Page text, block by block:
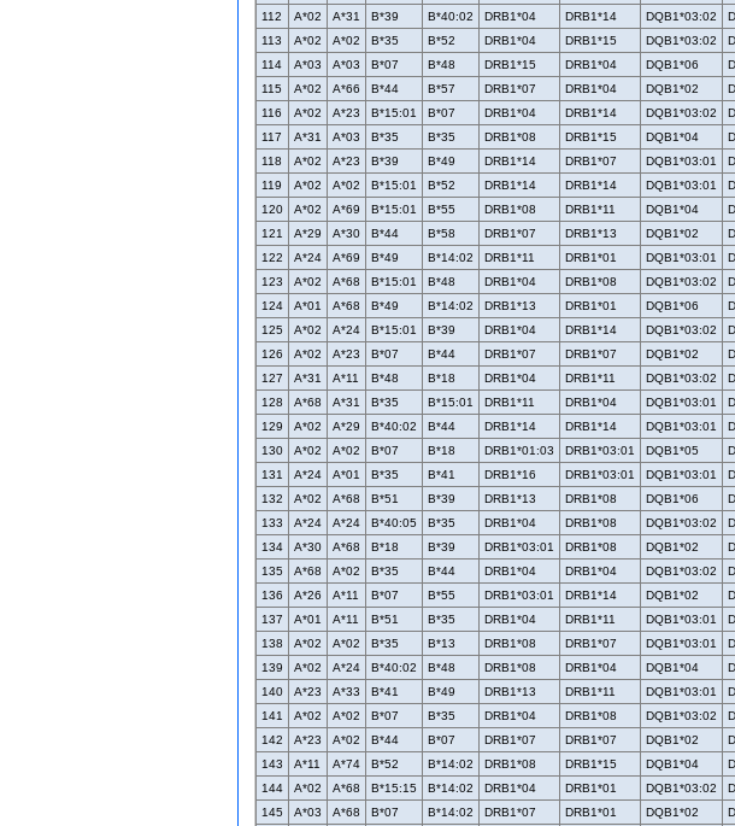
112
A*02 A*31 B*39 B*40:02 DRB1*04 DRB1*14 DQB1*03:02
113
A*02 A*02 B*35 B*52 DRB1*04 DRB1*15 DQB1*03:02
114
A*03 A*03 B*07 B*48 DRB1*15 DRB1*04 DQB1*06
115
A*02 A*66 B*44 B*57 DRB1*07 DRB1*04 DQB1*02
116
A*02 A*23 B*15:01 B*07 DRB1*04 DRB1*14 DQB1*03:02
117
A*31 A*03 B*35 B*35 DRB1*08 DRB1*15 DQB1*04
118
A*02 A*23 B*39 B*49 DRB1*14 DRB1*07 DQB1*03:01
119
A*02 A*02 B*15:01 B*52 DRB1*14 DRB1*14 DQB1*03:01
120
A*02 A*69 B*15:01 B*55 DRB1*08 DRB1*11 DQB1*04
121
A*29 A*30 B*44 B*58 DRB1*07 DRB1*13 DQB1*02
122
A*24 A*69 B*49 B*14:02 DRB1*11 DRB1*01 DQB1*03:01
123
A*02 A*68 B*15:01 B*48 DRB1*04 DRB1*08 DQB1*03:02
124
A*01 A*68 B*49 B*14:02 DRB1*13 DRB1*01 DQB1*06
125
A*02 A*24 B*15:01 B*39 DRB1*04 DRB1*14 DQB1*03:02
126
A*02 A*23 B*07 B*44 DRB1*07 DRB1*07 DQB1*02
127
A*31 A*11 B*48 B*18 DRB1*04 DRB1*11 DQB1*03:02
128
A*68 A*31 B*35 B*15:01 DRB1*11 DRB1*04 DQB1*03:01
129
A*02 A*29 B*40:02 B*44 DRB1*14 DRB1*14 DQB1*03:01
130
A*02 A*02 B*07 B*18 DRB1*01:03 DRB1*03:01 DQB1*05
131
A*24 A*01 B*35 B*41 DRB1*16 DRB1*03:01 DQB1*03:01
132
A*02 A*68 B*51 B*39 DRB1*13 DRB1*08 DQB1*06
133
A*24 A*24 B*40:05 B*35 DRB1*04 DRB1*08 DQB1*03:02
134
A*30 A*68 B*18 B*39 DRB1*03:01 DRB1*08 DQB1*02
135
A*68 A*02 B*35 B*44 DRB1*04 DRB1*04 DQB1*03:02
136
A*26 A*11 B*07 B*55 DRB1*03:01 DRB1*14 DQB1*02
137
A*01 A*11 B*51 B*35 DRB1*04 DRB1*11 DQB1*03:01
138
A*02 A*02 B*35 B*13 DRB1*08 DRB1*07 DQB1*03:01
139
A*02 A*24 B*40:02 B*48 DRB1*08 DRB1*04 DQB1*04
140
A*23 A*33 B*41 B*49 DRB1*13 DRB1*11 DQB1*03:01
141
A*02 A*02 B*07 B*35 DRB1*04 DRB1*08 DQB1*03:02
142
A*23 A*02 B*44 B*07 DRB1*07 DRB1*07 DQB1*02
143
A*11 A*74 B*52 B*14:02 DRB1*08 DRB1*15 DQB1*04
144
A*02 A*68 B*15:15 B*14:02 DRB1*04 DRB1*01 DQB1*03:02
145
A*03 A*68 B*07 B*14:02 DRB1*07 DRB1*01 DQB1*02